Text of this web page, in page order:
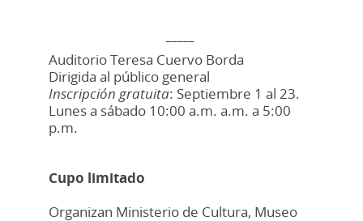
Auditorio Teresa Cuervo Borda
Dirigida al público general
Inscripción gratuita: Septiembre 1 al 23.
Lunes a sábado 10:00 a.m. a.m. a 5:00
p.m.
Cupo limitado
Organizan Ministerio de Cultura, Museo